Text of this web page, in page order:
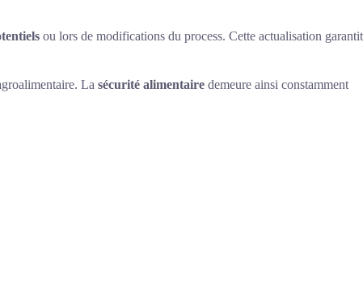
ou lors de modifications du process. Cette actualisation garantit
La sécurité alimentaire demeure ainsi constamment